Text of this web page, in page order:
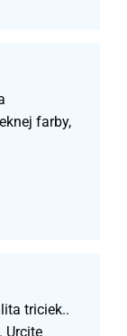
farby,
triciek..
Urcite